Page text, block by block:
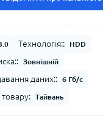
Технологія:: HDD
Зовнішній
даних:: 6 Гб/с
Тайвань